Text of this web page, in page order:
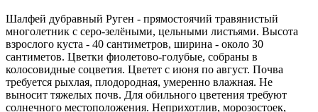
Шалфей дубравный Руген - прямостоячий травянистый
многолетник с серо-зелёными, цельными листьями. Высота
взрослого куста - 40 сантиметров, ширина - около 30
сантиметов. Цветки фиолетово-голубые, собраны в
колосовидные соцветия. Цветет с июня по август. Почва
требуется рыхлая, плодородная, умеренно влажная. Не
выносит тяжелых почв. Для обильного цветения требуют
солнечного местоположения. Неприхотлив, морозостоек,